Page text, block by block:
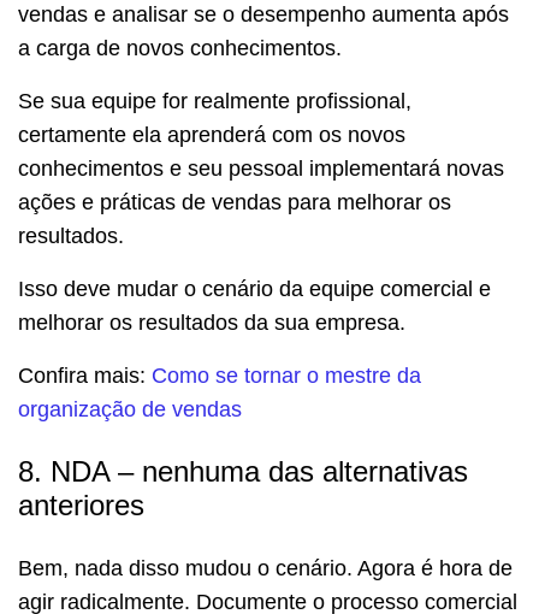
vendas e analisar se o desempenho aumenta após
a carga de novos conhecimentos.
Se sua equipe for realmente profissional,
certamente ela aprenderá com os novos
conhecimentos e seu pessoal implementará novas
ações e práticas de vendas para melhorar os
resultados.
Isso deve mudar o cenário da equipe comercial e
melhorar os resultados da sua empresa.
Confira mais: Como se tornar o mestre da
organização de vendas
8. NDA – nenhuma das alternativas
anteriores
Bem, nada disso mudou o cenário. Agora é hora de
agir radicalmente. Documente o processo comercial